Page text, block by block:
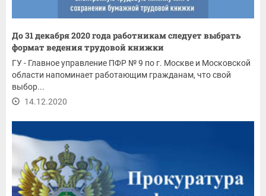
До 31 декабря 2020 года работникам следует выбрать
формат ведения трудовой книжки
ГУ - Главное управление ПФР № 9 по г. Москве и Московской
области напоминает работающим гражданам, что свой
выбор...
14.12.2020